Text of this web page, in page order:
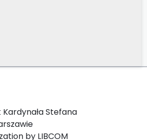
Stefana
by LIBCOM